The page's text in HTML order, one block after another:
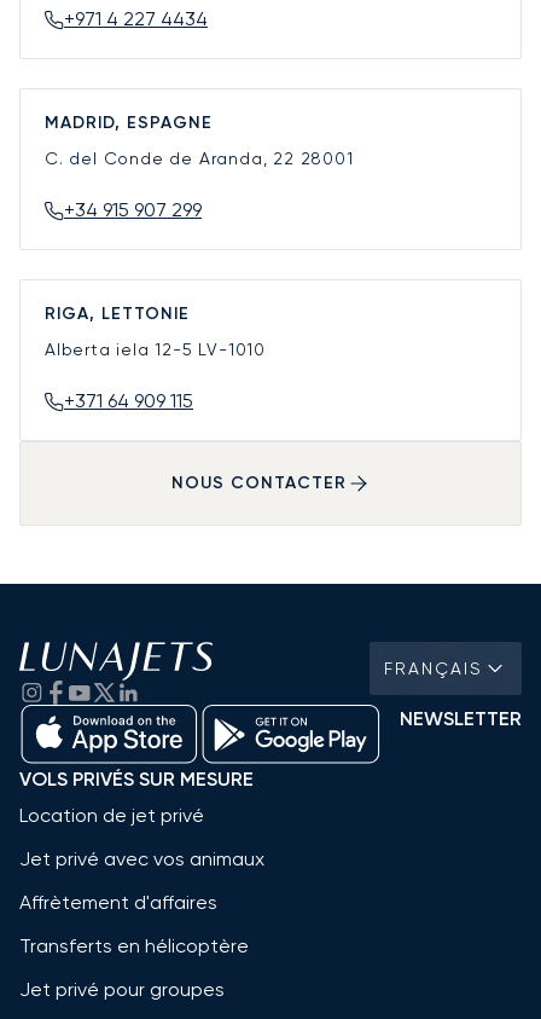
+971 4 227 4434
MADRID, ESPAGNE
C. del Conde de Aranda, 22 28001
+34 915 907 299
RIGA, LETTONIE
Alberta iela 12-5 LV-1010
+371 64 909 115
NOUS CONTACTER
FRANÇAIS
NEWSLETTER
VOLS PRIVÉS SUR MESURE
Location de jet privé
Jet privé avec vos animaux
Affrètement d'affaires
Transferts en hélicoptère
Jet privé pour groupes